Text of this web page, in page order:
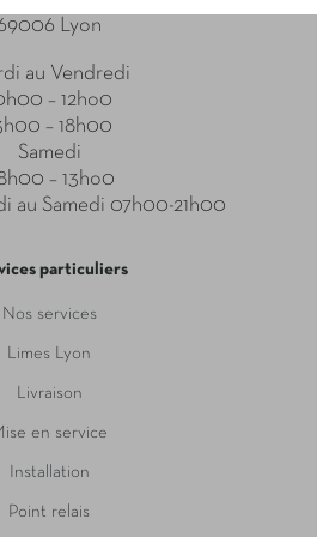
Lyon
au Vendredi
– 12ho0
– 18h00
Samedi
– 13ho0
au Samedi 07h00-21h00
particuliers
Nos services
Limes Lyon
Livraison
en service
Installation
Point relais